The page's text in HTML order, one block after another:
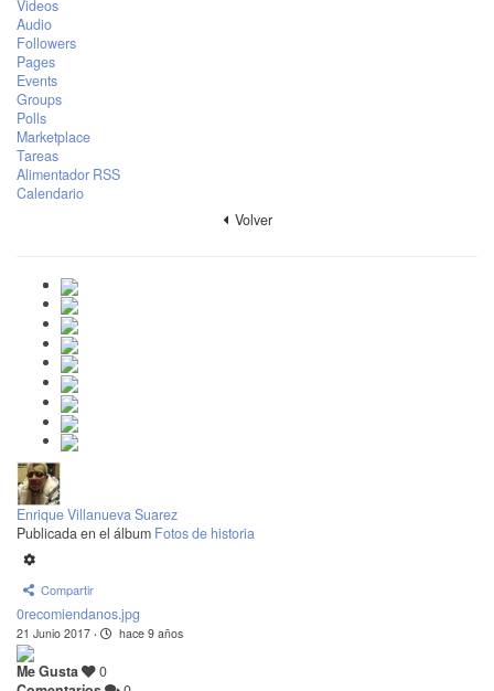
Videos
Audio
Followers
Pages
Events
Groups
Polls
Marketplace
Tareas
Alimentador RSS
Calendario
Volver
Enrique Villanueva Suarez
Publicada en el álbum Fotos de historia
Compartir
0recomiendanos.jpg
21 Junio 2017 · hace 9 años
Me Gusta
0